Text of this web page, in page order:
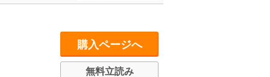
購入ページへ
無料立読み